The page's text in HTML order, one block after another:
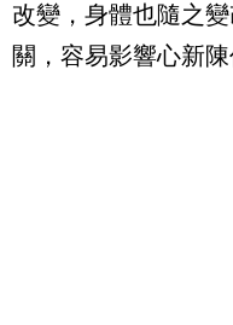
改變，身體也隨之
關，容易影響心新